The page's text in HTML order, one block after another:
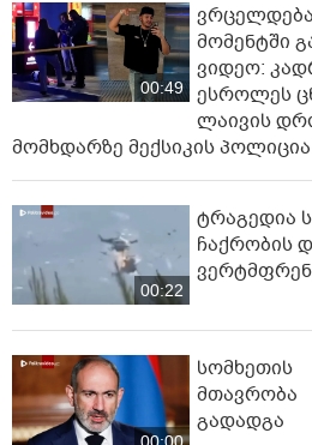
00:49
მომენტში
ვიდეო:
ესროლეს
ლაივის
მომხდარზე მექსიკის პოლიცია
00:22
ტრაგედია
ჩაქრობის
00:00
სომხეთის
მთავრობა
გადადგა